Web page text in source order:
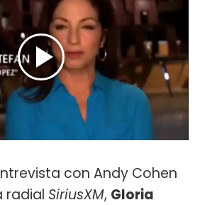
con Andy Cohen
radial SiriusXM, Gloria